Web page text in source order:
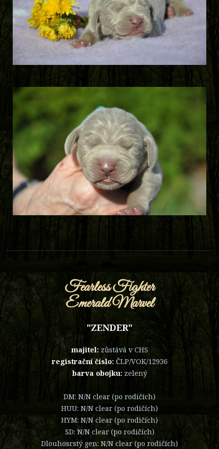
Fearless Fighter
Emerald Marvel
"ZENDER"
majitel: zůstává v CHS
registrační číslo: ČLP/VOK/12936
barva obojku:zelený
DM: N/N clear (po rodičích)
HUU: N/N clear (po rodičích)
HYM: N/N clear (po rodičích)
SD: N/N clear (po rodičích)
Dlouhosrstý gen: N/N clear (po rodičích)